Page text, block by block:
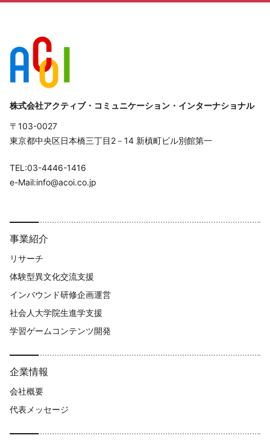
株式会社アクティブ・コミュニケーション・インターナショナル
〒103-0027
東京都中央区日本橋三丁目2－14 新槙町ビル別館第一
TEL:03-4446-1416
e-Mail:info@acoi.co.jp
事業紹介
リサーチ
体験型異文化交流支援​
インバウンド研修企画運営
社会人大学院生進学支援
学習ゲームコンテンツ開発
企業情報
会社概要
代表メッセージ